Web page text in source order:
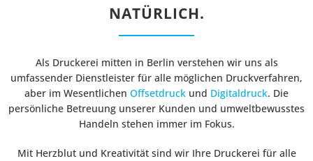
NATÜRLICH.
Als Druckerei mitten in Berlin verstehen wir uns als
umfassender Dienstleister für alle möglichen Druckverfahren,
aber im Wesentlichen Offsetdruck und Digitaldruck. Die
persönliche Betreuung unserer Kunden und umweltbewusstes
Handeln stehen immer im Fokus.
Mit Herzblut und Kreativität sind wir Ihre Druckerei für alle